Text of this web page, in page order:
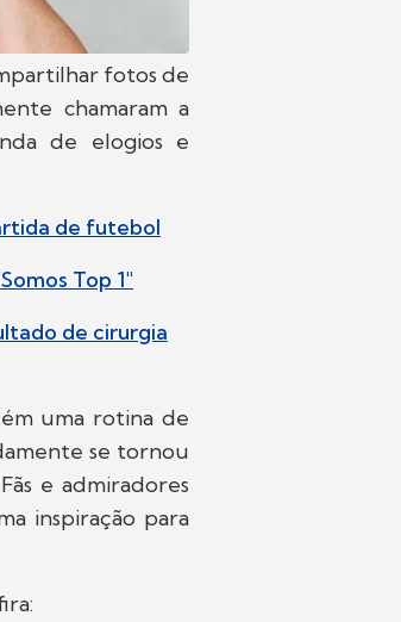
fotos de
chamaram a
de elogios e
de futebol
Top 1"
de cirurgia
uma rotina de
se tornou
e admiradores
inspiração para